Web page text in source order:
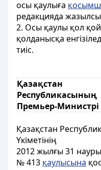
осы қаулыға
редакцияда
2. Осы қаулы қол
қолданысқа
тиіс.
Қазақстан
Республикасының
Премьер-Министрі
Қазақстан
Үкіметінің
2012 жылғы 31
№ 413 қаулысына